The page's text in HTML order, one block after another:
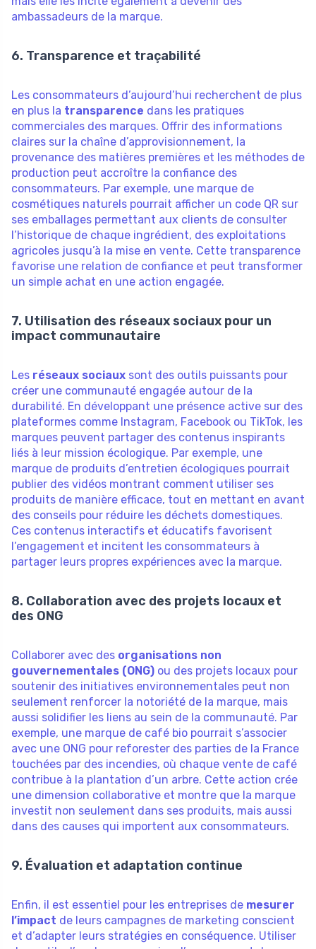
ambassadeurs de la marque.
6. Transparence et traçabilité
Les consommateurs d’aujourd’hui recherchent de plus
en plus la transparence dans les pratiques
commerciales des marques. Offrir des informations
claires sur la chaîne d’approvisionnement, la
provenance des matières premières et les méthodes de
production peut accroître la confiance des
consommateurs. Par exemple, une marque de
cosmétiques naturels pourrait afficher un code QR sur
ses emballages permettant aux clients de consulter
l’historique de chaque ingrédient, des exploitations
agricoles jusqu’à la mise en vente. Cette transparence
favorise une relation de confiance et peut transformer
un simple achat en une action engagée.
7. Utilisation des réseaux sociaux pour un
impact communautaire
Les réseaux sociaux sont des outils puissants pour
créer une communauté engagée autour de la
durabilité. En développant une présence active sur des
plateformes comme Instagram, Facebook ou TikTok, les
marques peuvent partager des contenus inspirants
liés à leur mission écologique. Par exemple, une
marque de produits d’entretien écologiques pourrait
publier des vidéos montrant comment utiliser ses
produits de manière efficace, tout en mettant en avant
des conseils pour réduire les déchets domestiques.
Ces contenus interactifs et éducatifs favorisent
l’engagement et incitent les consommateurs à
partager leurs propres expériences avec la marque.
8. Collaboration avec des projets locaux et
des ONG
Collaborer avec des organisations non
gouvernementales (ONG) ou des projets locaux pour
soutenir des initiatives environnementales peut non
seulement renforcer la notoriété de la marque, mais
aussi solidifier les liens au sein de la communauté. Par
exemple, une marque de café bio pourrait s’associer
avec une ONG pour reforester des parties de la France
touchées par des incendies, où chaque vente de café
contribue à la plantation d’un arbre. Cette action crée
une dimension collaborative et montre que la marque
investit non seulement dans ses produits, mais aussi
dans des causes qui importent aux consommateurs.
9. Évaluation et adaptation continue
Enfin, il est essentiel pour les entreprises de mesurer
l’impact de leurs campagnes de marketing conscient
et d’adapter leurs stratégies en conséquence. Utiliser